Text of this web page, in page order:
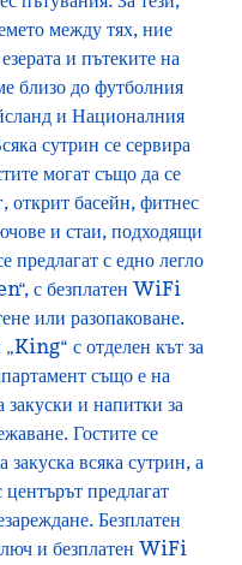
между тях, ние
и пътеките на
близо до футболния
и Националния
сутрин се сервира
могат също да се
открит басейн, фитнес
и стаи, подходящи
с едно легло
с безплатен WiFi
или разопаковане.
с отделен кът за
също е на
закуски и напитки за
Гостите се
закуска всяка сутрин, а
предлагат
Безплатен
и безплатен WiFi